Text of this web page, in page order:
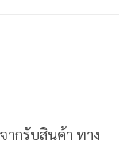
ากรับสินค้า ทาง